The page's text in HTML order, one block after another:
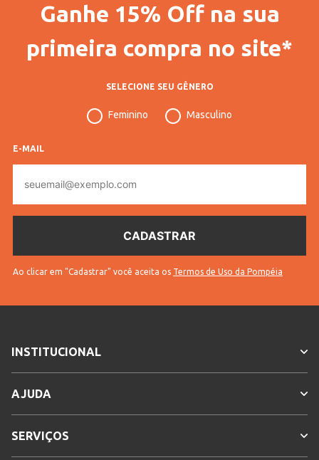
Ganhe 15% Off na sua
primeira compra no site*
SELECIONE SEU GÊNERO
Feminino Masculino
E-MAIL
mail
Ao clicar em "Cadastrar" você aceita os Termos de Uso da Pompéia
INSTITUCIONAL
AJUDA
SERVIÇOS